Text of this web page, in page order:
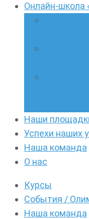
Онлайн-школа
Наши
Успехи наших
Наша команда
О нас
Курсы
События /
Наша команда